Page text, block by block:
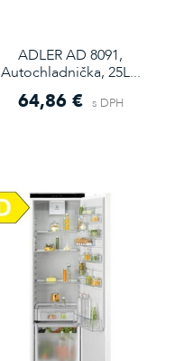
ADLER AD 8091,
Autochladnička, 25L...
64,86 € s DPH